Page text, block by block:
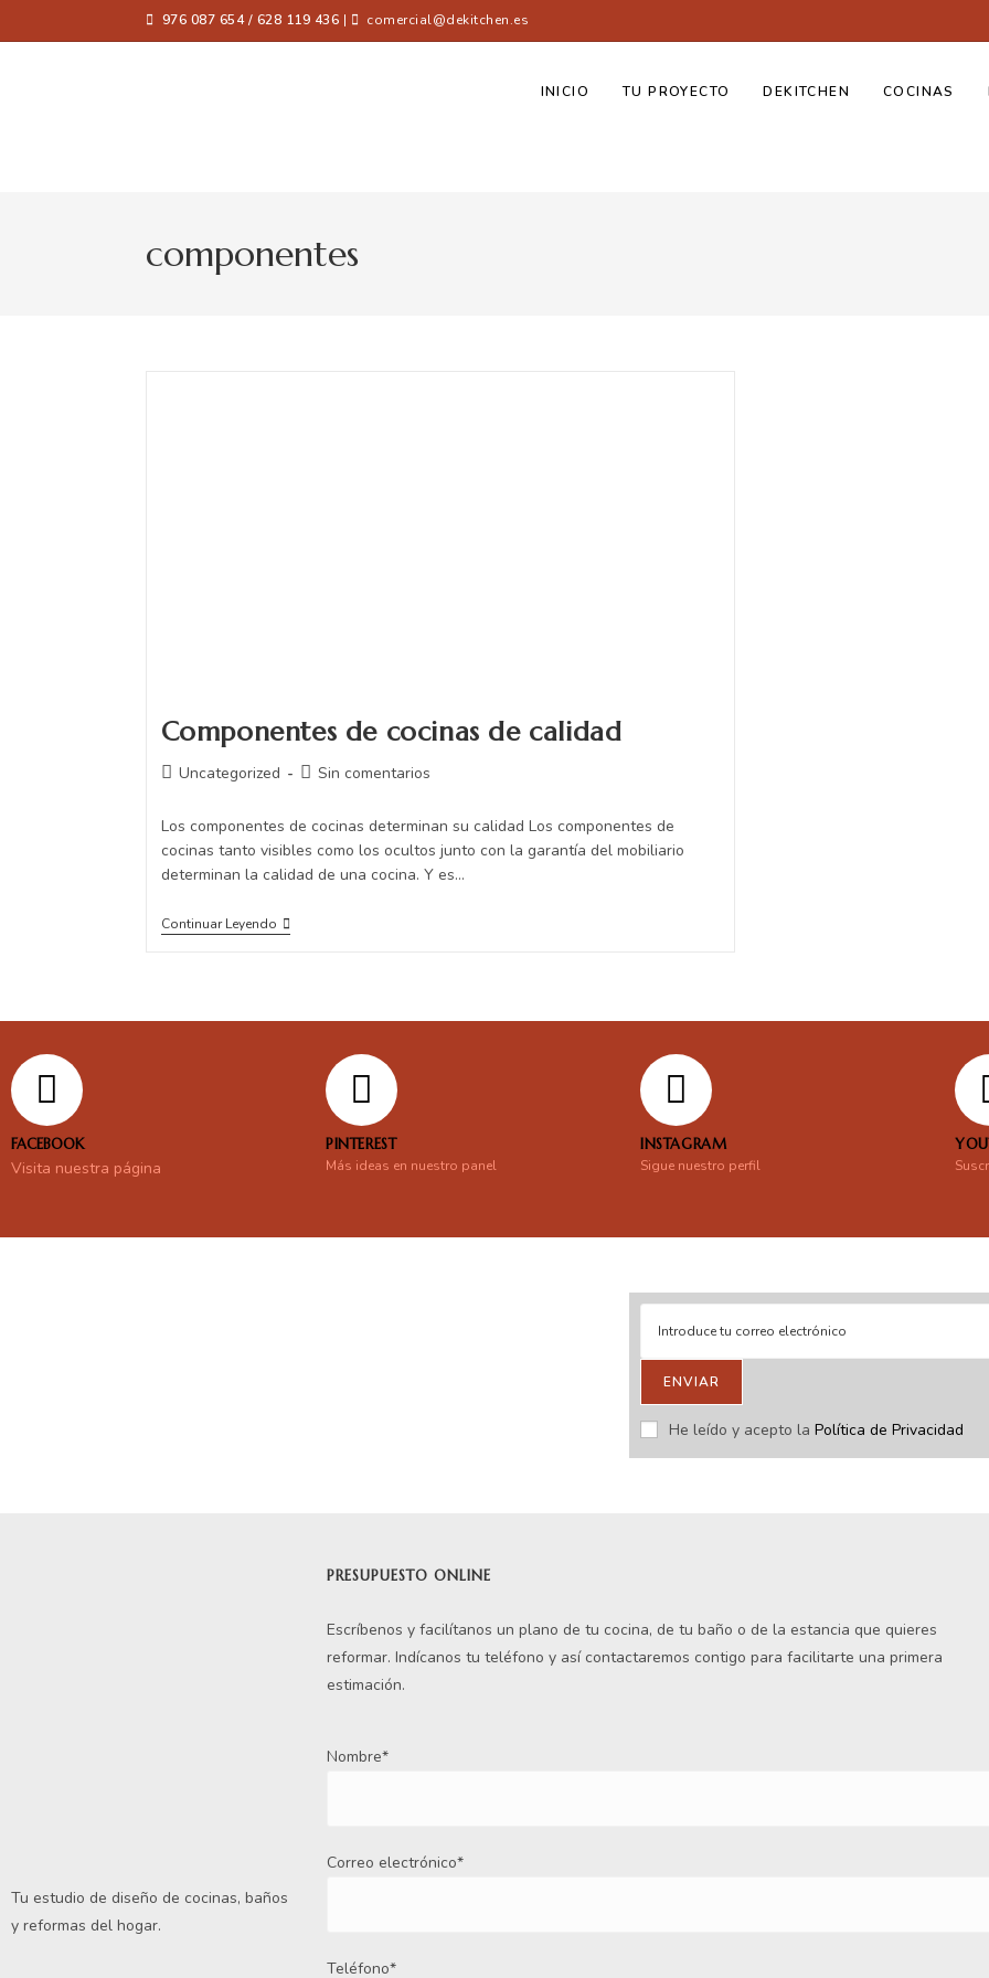
976 087 654 / 628 119 436 | comercial@dekitchen.es
INICIO TU PROYECTO DEKITCHEN COCINAS
componentes
Componentes de cocinas de calidad
Uncategorized Sin comentarios
Los componentes de cocinas determinan su calidad Los componentes de
cocinas tanto visibles como los ocultos junto con la garantía del mobiliario
determinan la calidad de una cocina. Y es…
Continuar Leyendo
FACEBOOK
Visita nuestra página
PINTEREST
Más ideas en nuestro panel
INSTAGRAM
Sigue nuestro perfil
ENVIAR
He leído y acepto la Política de Privacidad
Tu estudio de diseño de cocinas, baños
y reformas del hogar.
PRESUPUESTO ONLINE
Escríbenos y facilítanos un plano de tu cocina, de tu baño o de la estancia que quieres
reformar. Indícanos tu teléfono y así contactaremos contigo para facilitarte una primera
estimación.
Nombre*
Correo electrónico*
Teléfono*